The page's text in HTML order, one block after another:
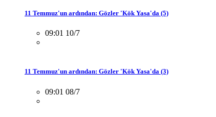
11 Temmuz'un ardından: Gözler 'Kök Yasa'da (5)
09:01 10/7
11 Temmuz'un ardından: Gözler 'Kök Yasa'da (3)
09:01 08/7